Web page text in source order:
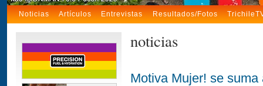
Noticias Artículos Entrevistas Resultados/Fotos
noticias
Motiva Mujer! se suma